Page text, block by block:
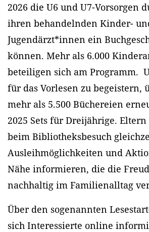
2026 die U6 und U7-Vorsorgen
ihren behandelnden Kinder-
Jugendärzt*innen ein
können. Mehr als 6.000
beteiligen sich am Programm.
für das Vorlesen zu begeistern,
mehr als 5.500 Büchereien
2025 Sets für Dreijährige.
beim Bibliotheksbesuch
Ausleihmöglichkeiten und
Nähe informieren, die die
nachhaltig im Familienalltag
Über den sogenannten
sich Interessierte online